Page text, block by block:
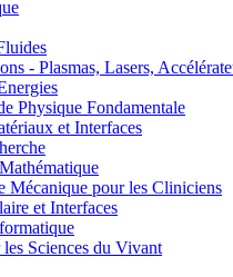
- Plasmas, Lasers,
Physique Fondamentale
et Interfaces
pour les Cliniciens
et Interfaces
Sciences du Vivant